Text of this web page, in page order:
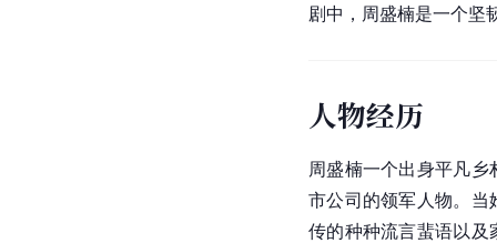
剧中，周盛楠是一个坚
人物经历
周盛楠一个出身平凡
市公司的领军人物。当
传的种种流言蜚语以及